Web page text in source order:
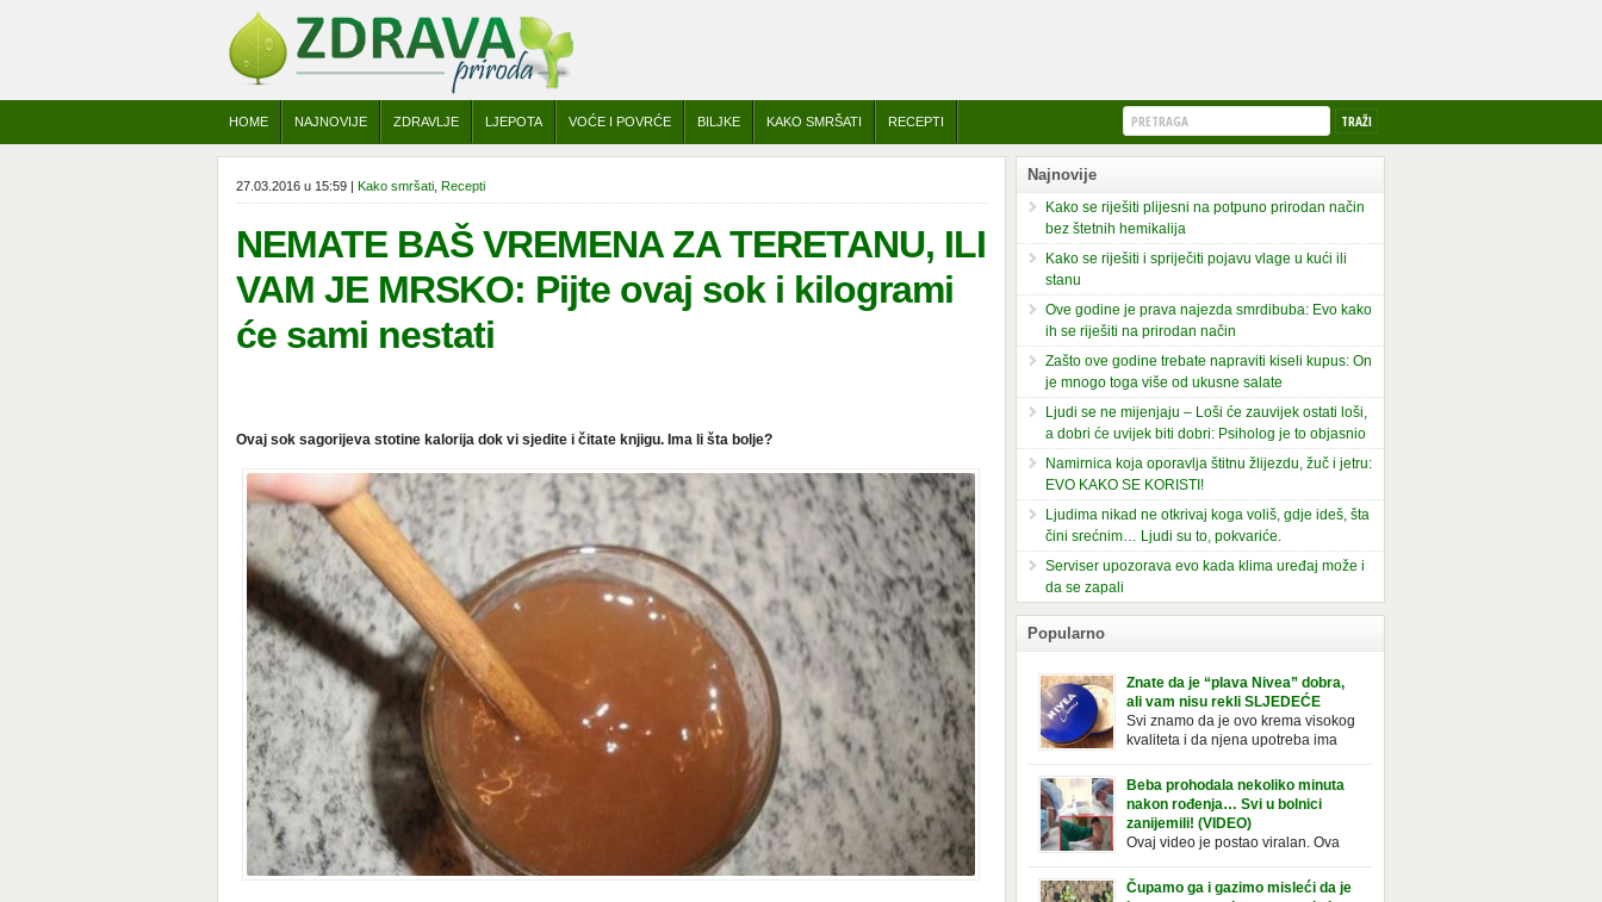
HOME NAJNOVIJE ZDRAVLJE LJEPOTA VOĆE I POVRĆE BILJKE KAKO SMRŠATI RECEPTI
27.03.2016 u 15:59 | Kako smršati Recepti
NEMATE BAŠ VREMENA ZA TERETANU, ILI
VAM JE MRSKO: Pijte ovaj sok i kilogrami
će sami nestati
Ovaj sok sagorijeva stotine kalorija dok vi sjedite i čitate knjigu. Ima li šta bolje?
Najnovije
Kako se riješiti plijesni na potpuno prirodan način
bez štetnih hemikalija
Kako se riješiti i spriječiti pojavu vlage u kući ili
stanu
Ove godine je prava najezda smrdibuba: Evo kako
ih se riješiti na prirodan način
Zašto ove godine trebate napraviti kiseli kupus: On
je mnogo toga više od ukusne salate
Ljudi se ne mijenjaju – Loši će zauvijek ostati loši,
a dobri će uvijek biti dobri: Psiholog je to objasnio
Namirnica koja oporavlja štitnu žlijezdu, žuč i jetru:
EVO KAKO SE KORISTI!
Ljudima nikad ne otkrivaj koga voliš, gdje ideš, šta
čini srećnim… Ljudi su to, pokvariće.
Serviser upozorava evo kada klima uređaj može i
da se zapali
Popularno
Znate da je “plava Nivea” dobra,
ali vam nisu rekli SLJEDEĆE
Svi znamo da je ovo krema visokog
kvaliteta i da njena upotreba ima
sljedeće o njoj. Nivea krema u klasičnoj, plavoj
kutiji, prepoznatljivog mirisa i jednostavne
formule, jeste nezamenljiv inventar u kupatilima i
muškaraca i žena. Mnogi ljudi se ne odvajaju od
nje, pa je čak nose sa […]
Beba prohodala nekoliko minuta
nakon rođenja… Svi u bolnici
zanijemili! (VIDEO)
Ovaj video je postao viralan. Ova
korake. To je mnoge nasmijalo. Ovaj video je baš
Čupamo ga i gazimo misleći da je